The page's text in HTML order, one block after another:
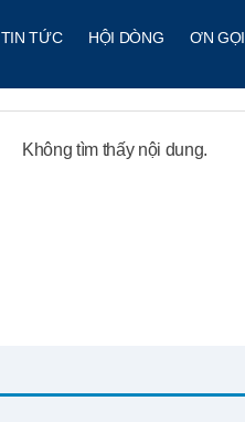
TIN TỨC HỘI DÒNG ƠN GỌI
Không tìm thấy nội dung.